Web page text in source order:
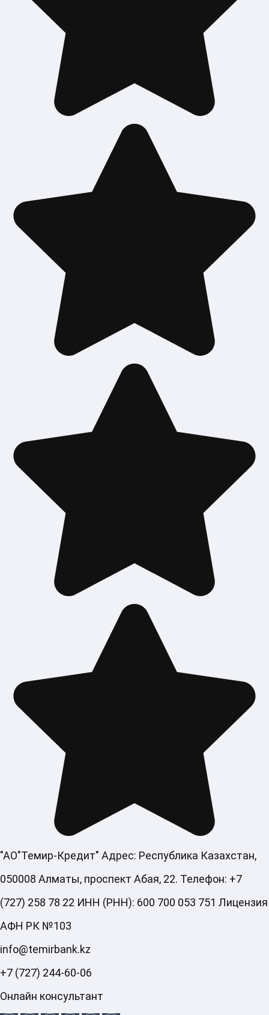
"АО"Темир-Кредит" Адрес: Республика Казахстан,
050008 Алматы, проспект Абая, 22. Телефон: +7
(727) 258 78 22 ИНН (РНН): 600 700 053 751 Лицензия
АФН РК №103
info@temirbank.kz
+7 (727) 244-60-06
Онлайн консультант